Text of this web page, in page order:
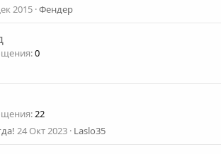
2015 Фендер
0
22
24 Окт 2023 Laslo35